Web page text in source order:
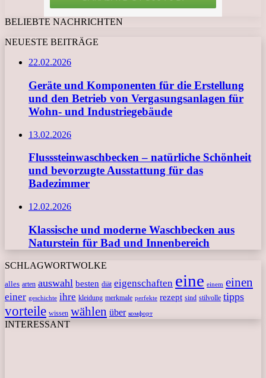
BELIEBTE NACHRICHTEN
NEUESTE BEITRÄGE
22.02.2026
Geräte und Komponenten für die Erstellung
und den Betrieb von Vergasungsanlagen für
Wohn- und Industriegebäude
13.02.2026
Flusssteinwaschbecken – natürliche Schönheit
und bevorzugte Ausstattung für das
Badezimmer
12.02.2026
Klassische und moderne Waschbecken aus
Naturstein für Bad und Innenbereich
SCHLAGWORTWOLKE
alles arten auswahl besten diät eigenschaften eine einem einen
einer geschichte ihre kleidung merkmale perfekte rezept sind stilvolle tipps
vorteile wissen wählen über комфорт
INTERESSANT